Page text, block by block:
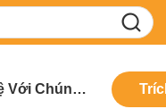
Liên Hệ Với Chúng Tôi